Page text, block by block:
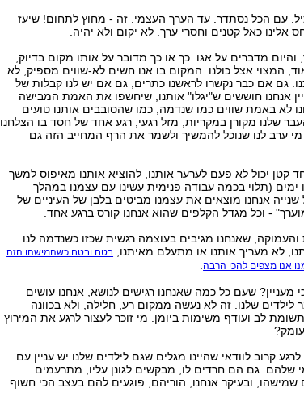
עם הכל נסתדר. עד הערך העצמי. זה - מחוץ לתחום! שיעז
אלינו כאל קטנים וחסרי ערך. לא יקום ולא יהיה.
והיום מדברים על אגו. כך או כך מדובר על אותו מקום בדיוק,
המצוי אצל כולנו. המקום בו אנו חשים לא-שווים מספיק, לא
גם אם כבר נקשרו לראשנו כתרים, גם אם יש לנו קבלות של
אנחנו חוששים ש"יגלו" אותנו, שיחשפו את האמת המבישה
לא באמת שווים כמו שנדמה, כמו שהסובבים אותנו טועים
שלנו מקורן במקריות, מזל רגעי, רגע אחד של חסד בו הצלחנו
ערב לנו שנוכל להמשיך ולשמר את הרף המחייב הזה גם
קטן יכול לא פעם לערער אותנו, להוציא אותנו מאיפוס למשך
(תלוי בכמה עבודה פנימית עשינו עם עצמנו במהלך
אנחנו מוצאים את עצמנו מביטים בלבן של העיניים של
- וכל מגדל הקלפים שהוא אנחנו קורס ברגע אחד.
שאנחנו מגיבים בעוצמה רגשית שכזו כשנדמה לנו
לא מעריך אותנו או מתעלם מאיתנו,
בטח ובטח כשהמישהו הזה
אנו מצפים להכי הרבה.
מעניין? שעם כל כמה שאנחנו רגישים לנושא, אנחנו עושים
לילדים שלנו. זה לא נעשה ממקום רע, חלילה, ולא בכוונה
לב ועודף משימות ביומן. מי זוכר לעצור לרגע את המירוץ
קרוב לוודאי שהיינו מגלים שגם לילדים שלנו יש עניין עם
שלהם. גם הם חרדים לו, מבקשים לגונן עליו, מתרעמים
ובעיקר אנחנו, הוריהם, פוגעים להם בעצב הכי חשוף